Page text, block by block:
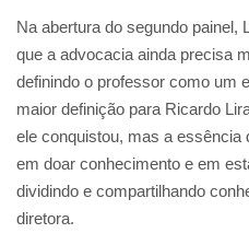
Na abertura do segundo painel,
que a advocacia ainda precisa
definindo o professor como um
maior definição para Ricardo
ele conquistou, mas a
em doar conhecimento e em
dividindo e compartilhando
diretora.